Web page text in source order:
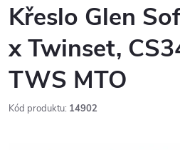
Křeslo Glen
x Twinset,
TWS MTO
Kód produktu: 14902